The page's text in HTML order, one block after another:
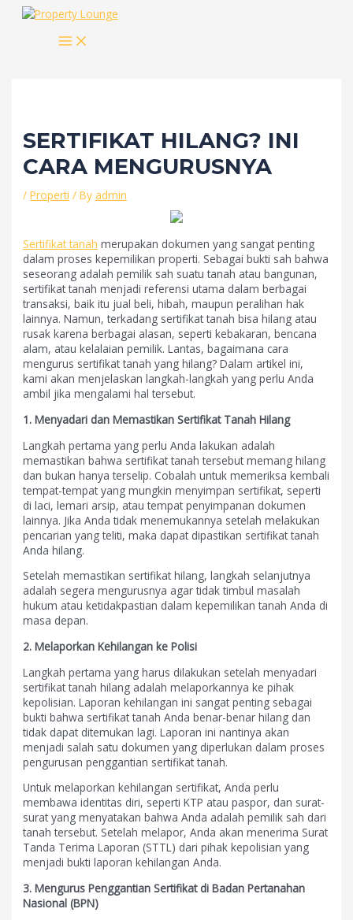
Skip
MAIN
MENU
SERTIFIKAT HILANG? INI
CARA MENGURUSNYA
/Properti / By admin
Sertifikat tanah merupakan dokumen yang sangat penting
dalam proses kepemilikan properti. Sebagai bukti sah bahwa
seseorang adalah pemilik sah suatu tanah atau bangunan,
sertifikat tanah menjadi referensi utama dalam berbagai
transaksi, baik itu jual beli, hibah, maupun peralihan hak
lainnya. Namun, terkadang sertifikat tanah bisa hilang atau
rusak karena berbagai alasan, seperti kebakaran, bencana
alam, atau kelalaian pemilik. Lantas, bagaimana cara
mengurus sertifikat tanah yang hilang? Dalam artikel ini,
kami akan menjelaskan langkah-langkah yang perlu Anda
ambil jika mengalami hal tersebut.
1. Menyadari dan Memastikan Sertifikat Tanah Hilang
Langkah pertama yang perlu Anda lakukan adalah
memastikan bahwa sertifikat tanah tersebut memang hilang
dan bukan hanya terselip. Cobalah untuk memeriksa kembali
tempat-tempat yang mungkin menyimpan sertifikat, seperti
di laci, lemari arsip, atau tempat penyimpanan dokumen
lainnya. Jika Anda tidak menemukannya setelah melakukan
pencarian yang teliti, maka dapat dipastikan sertifikat tanah
Anda hilang.
Setelah memastikan sertifikat hilang, langkah selanjutnya
adalah segera mengurusnya agar tidak timbul masalah
hukum atau ketidakpastian dalam kepemilikan tanah Anda di
masa depan.
2. Melaporkan Kehilangan ke Polisi
Langkah pertama yang harus dilakukan setelah menyadari
sertifikat tanah hilang adalah melaporkannya ke pihak
kepolisian. Laporan kehilangan ini sangat penting sebagai
bukti bahwa sertifikat tanah Anda benar-benar hilang dan
tidak dapat ditemukan lagi. Laporan ini nantinya akan
menjadi salah satu dokumen yang diperlukan dalam proses
pengurusan penggantian sertifikat tanah.
Untuk melaporkan kehilangan sertifikat, Anda perlu
membawa identitas diri, seperti KTP atau paspor, dan surat-
surat yang menyatakan bahwa Anda adalah pemilik sah dari
tanah tersebut. Setelah melapor, Anda akan menerima Surat
Tanda Terima Laporan (STTL) dari pihak kepolisian yang
menjadi bukti laporan kehilangan Anda.
3. Mengurus Penggantian Sertifikat di Badan Pertanahan
Nasional (BPN)